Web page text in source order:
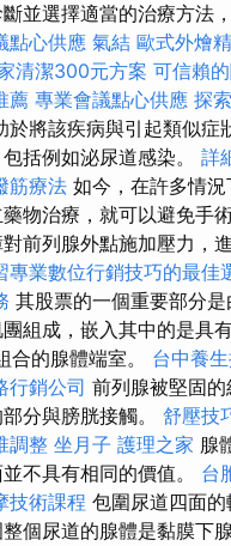
並選擇適當的治療方法
點心供應 氣結 歐式外燴
清潔300元方案 可信賴
薦 專業會議點心供應 探
於將該疾病與引起類似症
括例如泌尿道感染。 詳
筋療法 如今，在許多情
物治療，就可以避免手
前列腺外點施加壓力，
專業數位行銷技巧的最佳
其股票的一個重要部分
組成，嵌入其中的是具
合的腺體端室。 台中養
行銷公司 前列腺被堅固
分與膀胱接觸。 舒壓技
調整 坐月子 護理之家 腺
不具有相同的價值。 台
技術課程 包圍尿道四面
個尿道的腺體是黏膜下